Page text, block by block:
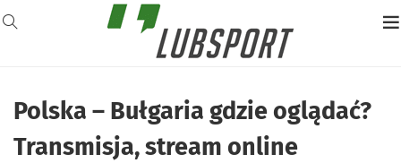
Polska – Bułgaria gdzie oglądać?
Transmisja, stream online